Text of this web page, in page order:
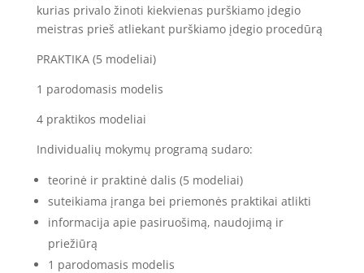
kurias privalo žinoti kiekvienas purškiamo įdegio
meistras prieš atliekant purškiamo įdegio procedūrą
PRAKTIKA (5 modeliai)
1 parodomasis modelis
4 praktikos modeliai
Individualių mokymų programą sudaro:
teorinė ir praktinė dalis (5 modeliai)
suteikiama įranga bei priemonės praktikai atlikti
informacija apie pasiruošimą, naudojimą ir
priežiūrą
1 parodomasis modelis